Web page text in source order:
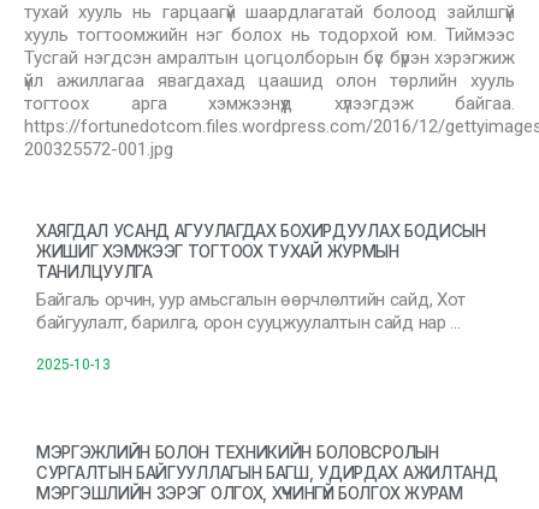
тухай хууль нь гарцаагүй шаардлагатай болоод зайлшгүй
хууль тогтоомжийн нэг болох нь тодорхой юм. Тиймээс
Тусгай нэгдсэн амралтын цогцолборын бүс бүрэн хэрэгжиж
үйл ажиллагаа явагдахад цаашид олон төрлийн хууль
тогтоох арга хэмжээнүүд хүлээгдэж байгаа.
https://fortunedotcom.files.wordpress.com/2016/12/
200325572-001.jpg
ХАЯГДАЛ УСАНД АГУУЛАГДАХ БОХИРДУУЛАХ БОДИСЫН
ЖИШИГ ХЭМЖЭЭГ ТОГТООХ ТУХАЙ ЖУРМЫН
ТАНИЛЦУУЛГА
Байгаль орчин, уур амьсгалын өөрчлөлтийн сайд, Хот
байгуулалт, барилга, орон сууцжуулалтын сайд нар …
2025-10-13
МЭРГЭЖЛИЙН БОЛОН ТЕХНИКИЙН БОЛОВСРОЛЫН
СУРГАЛТЫН БАЙГУУЛЛАГЫН БАГШ, УДИРДАХ АЖИЛТАНД
МЭРГЭШЛИЙН ЗЭРЭГ ОЛГОХ, ХҮЧИНГҮЙ БОЛГОХ ЖУРАМ